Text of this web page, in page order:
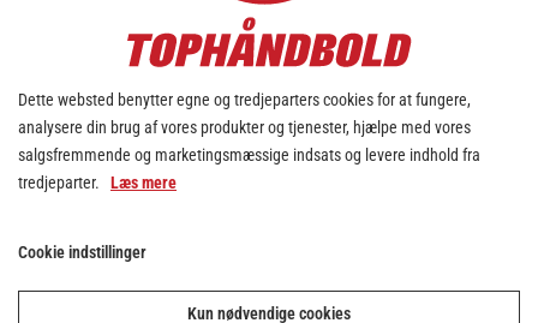
Dette websted benytter egne og tredjeparters cookies for at fungere,
analysere din brug af vores produkter og tjenester, hjælpe med vores
salgsfremmende og marketingsmæssige indsats og levere indhold fra
tredjeparter. Læs mere
Cookie indstillinger
Kun nødvendige cookies